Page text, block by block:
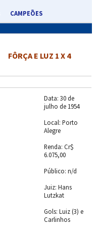
CAMPEÕES
FÔRÇA E LUZ 1 X 4
Data: 30 de
julho de 1954
Local: Porto
Alegre
Renda: Cr$
6.075,00
Público: n/d
Juiz: Hans
Lutzkat
Gols: Luiz (3) e
Carlinhos